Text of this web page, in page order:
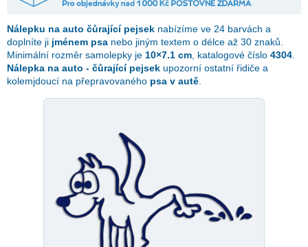
Nálepku na auto čůrající pejsek nabízíme ve 24 barvách a
doplníte ji jménem psa nebo jiným textem o délce až 30 znaků.
Minimální rozměr samolepky je 10×7.1 cm , katalogové číslo 4304
Nálepka na auto - čůrající pejsek upozorní ostatní řidiče a
kolemjdoucí na přepravovaného psa v autě